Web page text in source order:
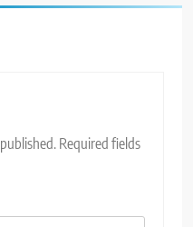
Required fields